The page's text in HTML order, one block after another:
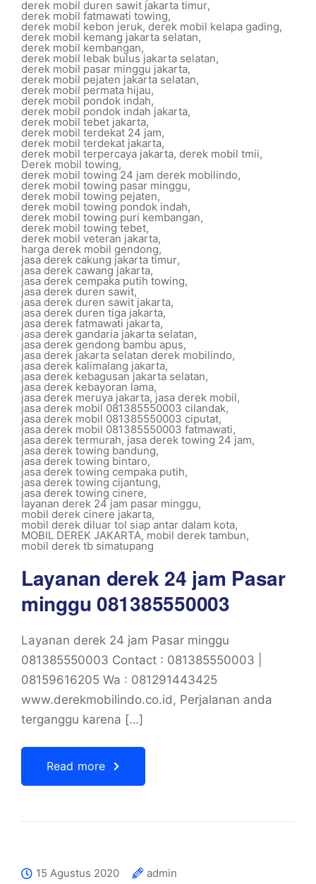
derek mobil duren sawit jakarta timur,
derek mobil fatmawati towing,
derek mobil kebon jeruk, derek mobil kelapa gading,
derek mobil kemang jakarta selatan,
derek mobil kembangan,
derek mobil lebak bulus jakarta selatan,
derek mobil pasar minggu jakarta,
derek mobil pejaten jakarta selatan,
derek mobil permata hijau,
derek mobil pondok indah,
derek mobil pondok indah jakarta,
derek mobil tebet jakarta,
derek mobil terdekat 24 jam,
derek mobil terdekat jakarta,
derek mobil terpercaya jakarta, derek mobil tmii,
Derek mobil towing,
derek mobil towing 24 jam derek mobilindo,
derek mobil towing pasar minggu,
derek mobil towing pejaten,
derek mobil towing pondok indah,
derek mobil towing puri kembangan,
derek mobil towing tebet,
derek mobil veteran jakarta,
harga derek mobil gendong,
jasa derek cakung jakarta timur,
jasa derek cawang jakarta,
jasa derek cempaka putih towing,
jasa derek duren sawit,
jasa derek duren sawit jakarta,
jasa derek duren tiga jakarta,
jasa derek fatmawati jakarta,
jasa derek gandaria jakarta selatan,
jasa derek gendong bambu apus,
jasa derek jakarta selatan derek mobilindo,
jasa derek kalimalang jakarta,
jasa derek kebagusan jakarta selatan,
jasa derek kebayoran lama,
jasa derek meruya jakarta,jasa derek mobil,
jasa derek mobil 081385550003 cilandak,
jasa derek mobil 081385550003 ciputat,
jasa derek mobil 081385550003 fatmawati,
jasa derek termurah, jasa derek towing 24 jam,
jasa derek towing bandung,
jasa derek towing bintaro,
jasa derek towing cempaka putih,
jasa derek towing cijantung,
jasa derek towing cinere,
layanan derek 24 jam pasar minggu,
mobil derek cinere jakarta,
mobil derek diluar tol siap antar dalam kota,
MOBIL DEREK JAKARTA,mobil derek tambun,
mobil derek tb simatupang
Layanan derek 24 jam Pasar
minggu 081385550003
Layanan derek 24 jam Pasar minggu
081385550003 Contact : 081385550003 |
08159616205 Wa : 081291443425
www.derekmobilindo.co.id, Perjalanan anda
terganggu karena […]
Read more
15 Agustus 2020
admin